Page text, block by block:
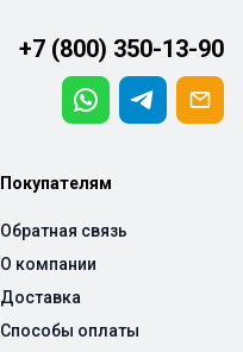
+7 (800) 350-13-90
Покупателям
Обратная связь
О компании
Доставка
Способы оплаты